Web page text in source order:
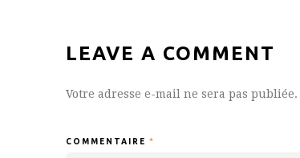
LEAVE A COMMENT
Votre adresse e-mail ne sera pas publiée.
COMMENTAIRE *